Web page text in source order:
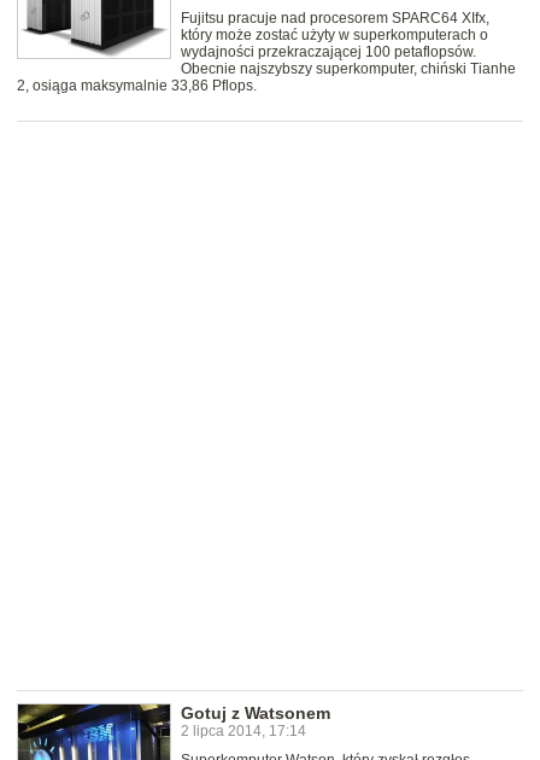
Fujitsu pracuje nad procesorem SPARC64 XIfx,
który może zostać użyty w superkomputerach o
wydajności przekraczającej 100 petaflopsów.
Obecnie najszybszy superkomputer, chiński Tianhe
2, osiąga maksymalnie 33,86 Pflops.
Gotuj z Watsonem
2 lipca 2014, 17:14